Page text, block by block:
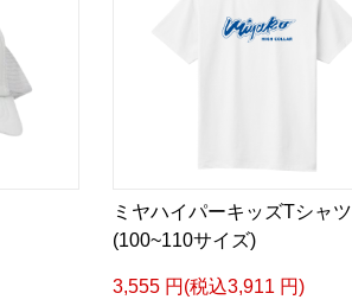
ミヤハイパーキッズTシャツ
(100~110サイズ)
3,555 円(税込3,911 円)